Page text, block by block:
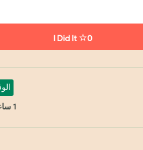
I Did It 0
1 ساعة 13 دقيقة